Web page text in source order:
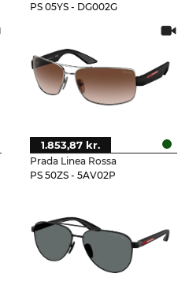
PS 05YS - DG002G
Prada Linea Rossa
PS 50ZS - 5AV02P
1.853,87 kr.